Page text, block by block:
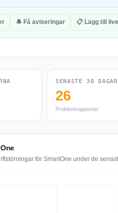
🔔 Få aviseringar 📋 Lägg till
SENASTE 30
26
Problemrapporter
för SmartOne under de